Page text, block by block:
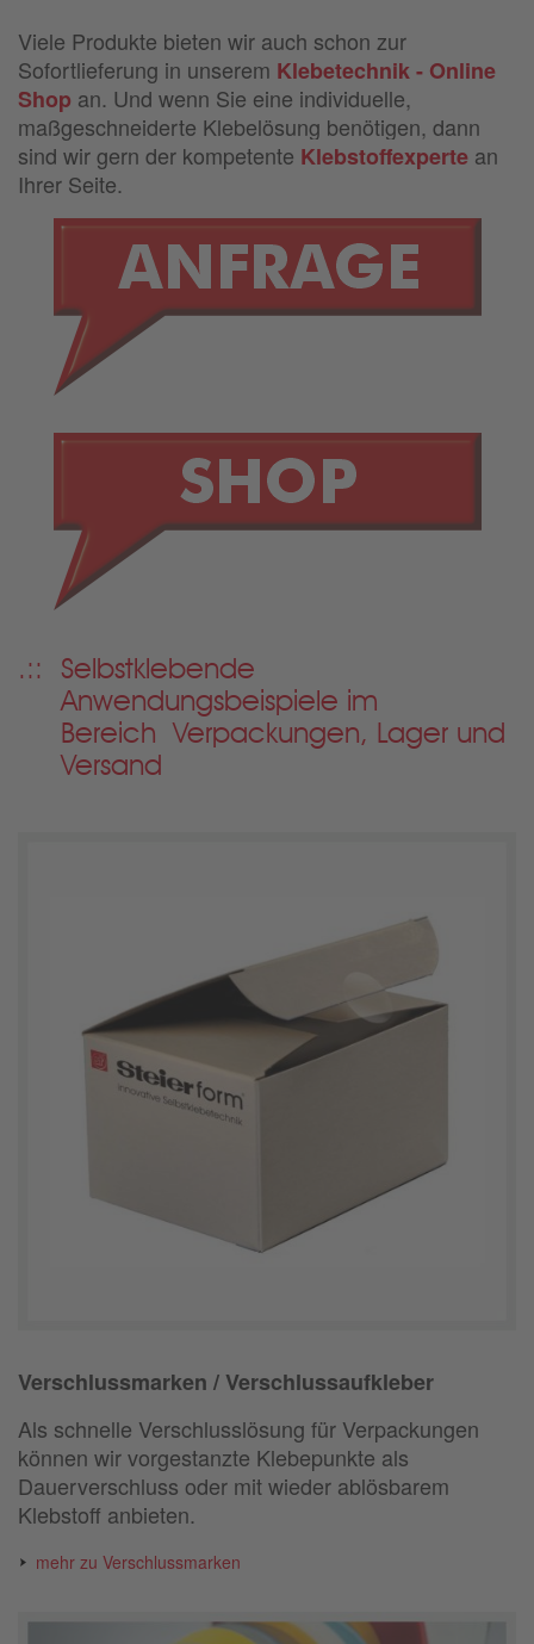
Viele Produkte bieten wir auch schon zur
Sofortlieferung in unserem Klebetechnik - Online
Shop an. Und wenn Sie eine individuelle,
maßgeschneiderte Klebelösung benötigen, dann
sind wir gern der kompetente Klebstoffexperte an
Ihrer Seite.
Selbstklebende
Anwendungsbeispiele im
Bereich Verpackungen, Lager und
Versand
Verschlussmarken / Verschlussaufkleber
Als schnelle Verschlusslösung für Verpackungen
können wir vorgestanzte Klebepunkte als
Dauerverschluss oder mit wieder ablösbarem
Klebstoff anbieten.
mehr zu Verschlussmarken